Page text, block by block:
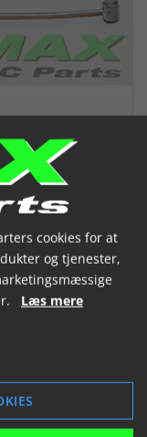

cookies for at
og tjenester,
Læs mere